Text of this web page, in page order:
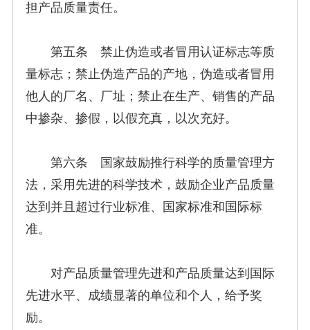
担产品质量责任。
第五条 禁止伪造或者冒用认证标志等质
量标志；禁止伪造产品的产地，伪造或者冒用
他人的厂名、厂址；禁止在生产、销售的产品
中掺杂、掺假，以假充真，以次充好。
第六条 国家鼓励推行科学的质量管理方
法，采用先进的科学技术，鼓励企业产品质量
达到并且超过行业标准、国家标准和国际标
准。
对产品质量管理先进和产品质量达到国际
先进水平、成绩显著的单位和个人，给予奖
励。